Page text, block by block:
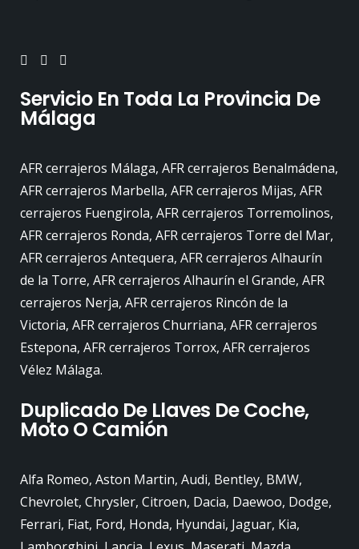
Servicio En Toda La Provincia De
Málaga
AFR cerrajeros Málaga, AFR cerrajeros Benalmádena,
AFR cerrajeros Marbella, AFR cerrajeros Mijas, AFR
cerrajeros Fuengirola, AFR cerrajeros Torremolinos,
AFR cerrajeros Ronda, AFR cerrajeros Torre del Mar,
AFR cerrajeros Antequera, AFR cerrajeros Alhaurín
de la Torre, AFR cerrajeros Alhaurín el Grande, AFR
cerrajeros Nerja, AFR cerrajeros Rincón de la
Victoria, AFR cerrajeros Churriana, AFR cerrajeros
Estepona, AFR cerrajeros Torrox, AFR cerrajeros
Vélez Málaga.
Duplicado De Llaves De Coche,
Moto O Camión
Alfa Romeo, Aston Martin, Audi, Bentley, BMW,
Chevrolet, Chrysler, Citroen, Dacia, Daewoo, Dodge,
Ferrari, Fiat, Ford, Honda, Hyundai, Jaguar, Kia,